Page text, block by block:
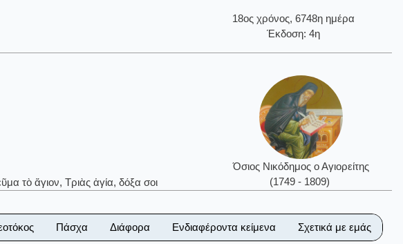
18ος χρόνος, 6748η ημέρα
Έκδοση: 4η
τὸ ἅγιον, Τριὰς ἁγία, δόξα σοι
Όσιος Νικόδημος ο Αγιορείτης
(1749 - 1809)
Πάσχα Διάφορα Ενδιαφέροντα κείμενα Σχετικά με εμάς